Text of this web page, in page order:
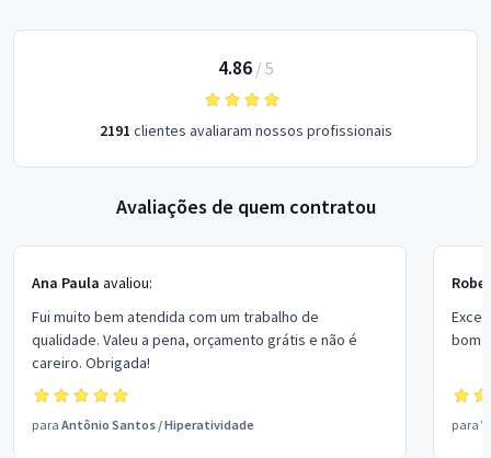
4.86/ 5
2191 clientes avaliaram nossos profissionais
Avaliações de quem contratou
Ana Paula avaliou:
Fui muito bem atendida com um trabalho de
qualidade. Valeu a pena, orçamento grátis e não é
careiro. Obrigada!
para Antônio Santos /Hiperatividade
bom
para